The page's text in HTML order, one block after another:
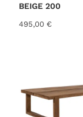
BEIGE 200
495,00 €